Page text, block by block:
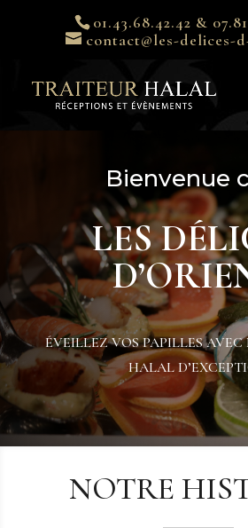
01.43.68.42.42 &
contact@les-delices-
Bienvenue
LES
ÉVEILLEZ VOS PAPILLES
HALAL
NOTRE